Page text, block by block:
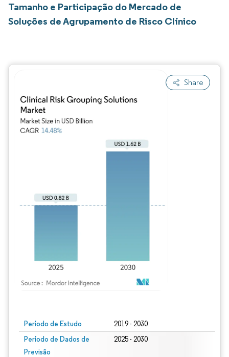
Tamanho e Participação do Mercado de
Soluções de Agrupamento de Risco Clínico
Share
Período de Estudo 2019 - 2030
Período de Dados de
Previsão
2025 - 2030